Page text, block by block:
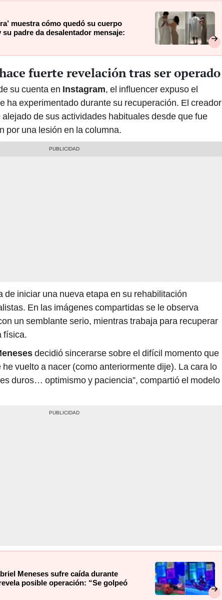
muestra cómo quedó su cuerpo
padre da desalentador mensaje:
fuerte revelación tras ser operado
su cuenta en Instagram, el influencer expuso el
ha experimentado durante su recuperación. El creador
de sus actividades habituales desde que fue
por una lesión en la columna.
de iniciar una nueva etapa en su rehabilitación
En las imágenes compartidas se le observa
un semblante serio, mientras trabaja para recuperar
física.
decidió sincerarse sobre el difícil momento que
vuelto a nacer (como anteriormente dije). La cara lo
duros… optimismo y paciencia”, compartió el modelo
Meneses sufre caída durante
posible operación: “Se golpeó